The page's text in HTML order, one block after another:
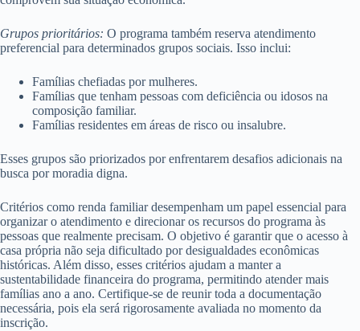
Grupos prioritários: O programa também reserva atendimento
preferencial para determinados grupos sociais. Isso inclui:
Famílias chefiadas por mulheres.
Famílias que tenham pessoas com deficiência ou idosos na
composição familiar.
Famílias residentes em áreas de risco ou insalubre.
Esses grupos são priorizados por enfrentarem desafios adicionais na
busca por moradia digna.
Critérios como renda familiar desempenham um papel essencial para
organizar o atendimento e direcionar os recursos do programa às
pessoas que realmente precisam. O objetivo é garantir que o acesso à
casa própria não seja dificultado por desigualdades econômicas
históricas. Além disso, esses critérios ajudam a manter a
sustentabilidade financeira do programa, permitindo atender mais
famílias ano a ano. Certifique-se de reunir toda a documentação
necessária, pois ela será rigorosamente avaliada no momento da
inscrição.